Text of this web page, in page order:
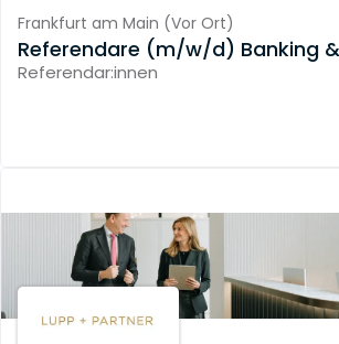
Frankfurt am Main (Vor Ort)
Referendare (m/w/d) Banking
Referendar:innen